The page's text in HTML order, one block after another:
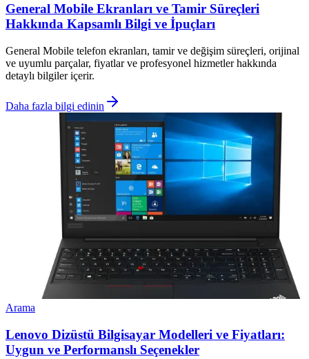
General Mobile Ekranları ve Tamir Süreçleri
Hakkında Kapsamlı Bilgi ve İpuçları
General Mobile telefon ekranları, tamir ve değişim süreçleri, orijinal
ve uyumlu parçalar, fiyatlar ve profesyonel hizmetler hakkında
detaylı bilgiler içerir.
Daha fazla bilgi edinin
Arama
Lenovo Dizüstü Bilgisayar Modelleri ve Fiyatları:
Uygun ve Performanslı Seçenekler